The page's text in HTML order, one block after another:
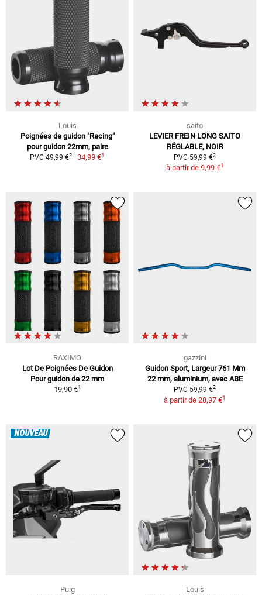
Louis
Poignées de guidon "Racing"
pour guidon 22mm, paire
PVC 49,99 €2 34,99 €1
saito
LEVIER FREIN LONG SAITO
RÉGLABLE, NOIR
PVC 59,99 €2
à partir de 9,99 €1
RAXIMO
Lot De Poignées De Guidon
Pour guidon de 22 mm
19,90 €1
gazzini
Guidon Sport, Largeur 761 Mm
22 mm, aluminium, avec ABE
PVC 59,99 €2
à partir de 28,97 €1
NOUVEAU
Puig
Louis